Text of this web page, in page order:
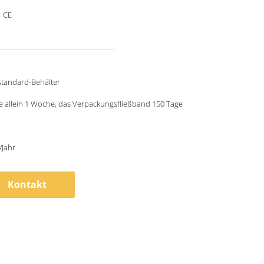
CE
Behälter
allein 1 Woche, das Verpackungsfließband 150 Tage
Kontakt